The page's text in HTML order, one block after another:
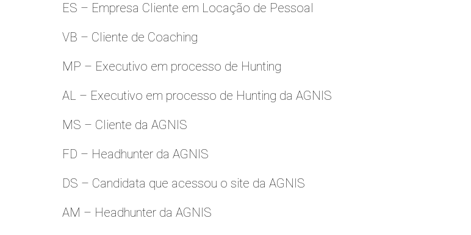
ES – Empresa Cliente em Locação de Pessoal
VB – Cliente de Coaching
MP – Executivo em processo de Hunting
AL – Executivo em processo de Hunting da AGNIS
MS – Cliente da AGNIS
FD – Headhunter da AGNIS
DS – Candidata que acessou o site da AGNIS
AM – Headhunter da AGNIS